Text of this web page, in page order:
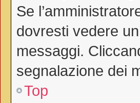
Se
dovresti vedere
messaggi.
segnalazione dei
Top